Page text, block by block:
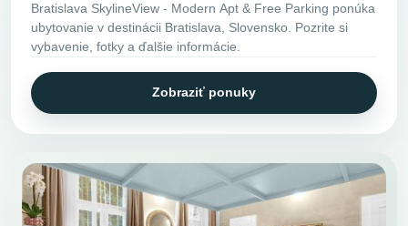
Bratislava SkylineView - Modern Apt & Free Parking ponúka
ubytovanie v destinácii Bratislava, Slovensko. Pozrite si
vybavenie, fotky a ďalšie informácie.
Zobraziť ponuky